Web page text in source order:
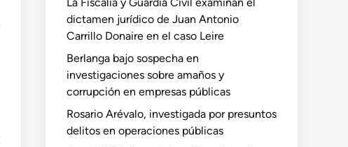
dictamen jurídico de Juan Antonio
Carrillo Donaire en el caso Leire
Berlanga bajo sospecha en
investigaciones sobre amaños y
corrupción en empresas públicas
Rosario Arévalo, investigada por presuntos
delitos en operaciones públicas